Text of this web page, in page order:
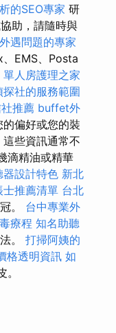
的SEO專家 研
助，請隨時與
遇問題的專家
、EMS、Posta
單人房護理之家
探社的服務範圍
推薦 buffet外
偏好或您的裝
這些資訊通常不
滴精油或精華
器設計特色 新北
士推薦清單 台北
。 台中專業外
療程 知名助聽
。 打掃阿姨的
格透明資訊 如